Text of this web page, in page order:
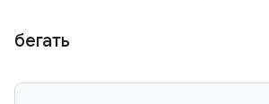
бегать